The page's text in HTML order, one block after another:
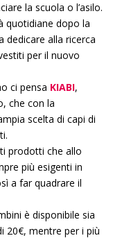
la scuola o l’asilo.
quotidiane dopo la
dedicare alla ricerca
per il nuovo
ci pensa KIABI,
che con la
scelta di capi di
prodotti che allo
più esigenti in
a far quadrare il
è disponibile sia
20€, mentre per i più